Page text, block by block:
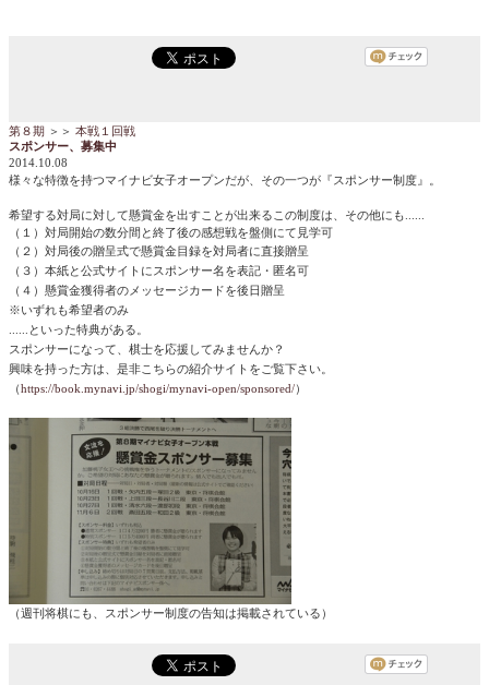
第８期 ＞＞ 本戦１回戦
スポンサー、募集中
2014.10.08
様々な特徴を持つマイナビ女子オープンだが、その一つが『スポンサー制度』。
希望する対局に対して懸賞金を出すことが出来るこの制度は、その他にも......
（１）対局開始の数分間と終了後の感想戦を盤側にて見学可
（２）対局後の贈呈式で懸賞金目録を対局者に直接贈呈
（３）本紙と公式サイトにスポンサー名を表記・匿名可
（４）懸賞金獲得者のメッセージカードを後日贈呈
※いずれも希望者のみ
......といった特典がある。
スポンサーになって、棋士を応援してみませんか？
興味を持った方は、是非こちらの紹介サイトをご覧下さい。
（https://book.mynavi.jp/shogi/mynavi-open/sponsored/）
（週刊将棋にも、スポンサー制度の告知は掲載されている）